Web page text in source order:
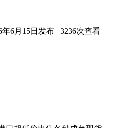
6月15日发布 3236次查看